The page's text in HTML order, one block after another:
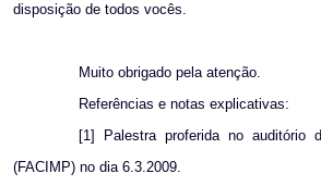
disposição de todos vocês.
Muito obrigado pela atenção.
Referências e notas explicativas:
[1] Palestra proferida no auditório
(FACIMP) no dia 6.3.2009.